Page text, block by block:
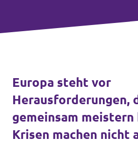
Presse
Deine Spende für Volt!
Jobs bei Volt
Europa steht vor
Herausforderungen,
gemeinsam meistern
Krisen machen nicht